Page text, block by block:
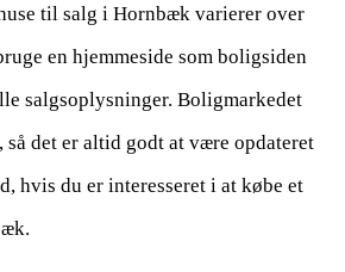
til salg i Hornbæk varierer over
en hjemmeside som boligsiden
salgsoplysninger. Boligmarkedet
det er altid godt at være opdateret
hvis du er interesseret i at købe et